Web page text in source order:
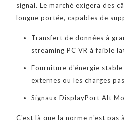
signal. Le marché exigera des
longue portée, capables de
Transfert de données à
streaming PC VR à faible
Fourniture d'énergie
externes ou les charges
Signaux DisplayPort Alt
C'est là que la norme n'est pas